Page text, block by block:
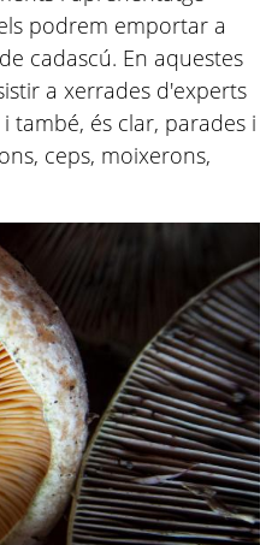
podrem emportar a
cadascú. En aquestes
a xerrades d'experts
també, és clar, parades i
ceps, moixerons,